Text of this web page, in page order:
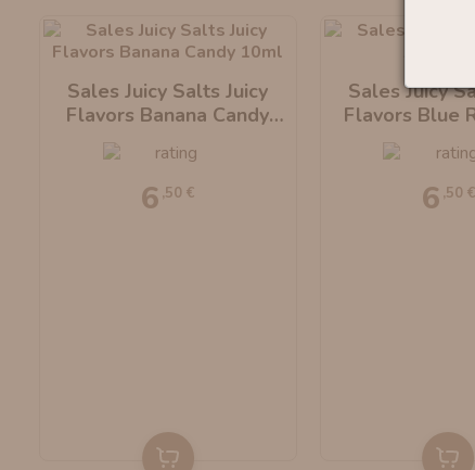
Sales Juicy Salts Juicy
Flavors Banana Candy
6 ,50 €
Sales Juicy
Flavors Blue
6 ,50 €